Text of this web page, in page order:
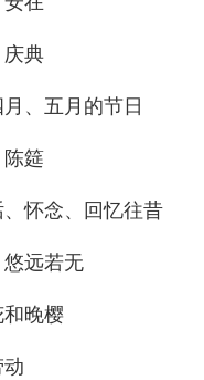
庆典
、五月的节日
陈筵
怀念、回忆往昔
远若无
晚樱